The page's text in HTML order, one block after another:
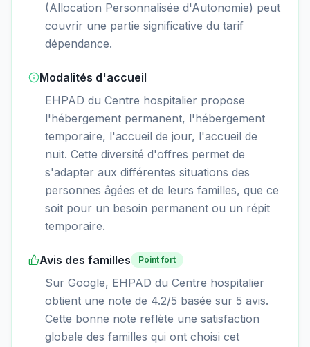
(Allocation Personnalisée d'Autonomie) peut
couvrir une partie significative du tarif
dépendance.
Modalités d'accueil
EHPAD du Centre hospitalier propose
l'hébergement permanent, l'hébergement
temporaire, l'accueil de jour, l'accueil de
nuit. Cette diversité d'offres permet de
s'adapter aux différentes situations des
personnes âgées et de leurs familles, que ce
soit pour un besoin permanent ou un répit
temporaire.
Avis des familles Point fort
Sur Google, EHPAD du Centre hospitalier
obtient une note de 4.2/5 basée sur 5 avis.
Cette bonne note reflète une satisfaction
globale des familles qui ont choisi cet